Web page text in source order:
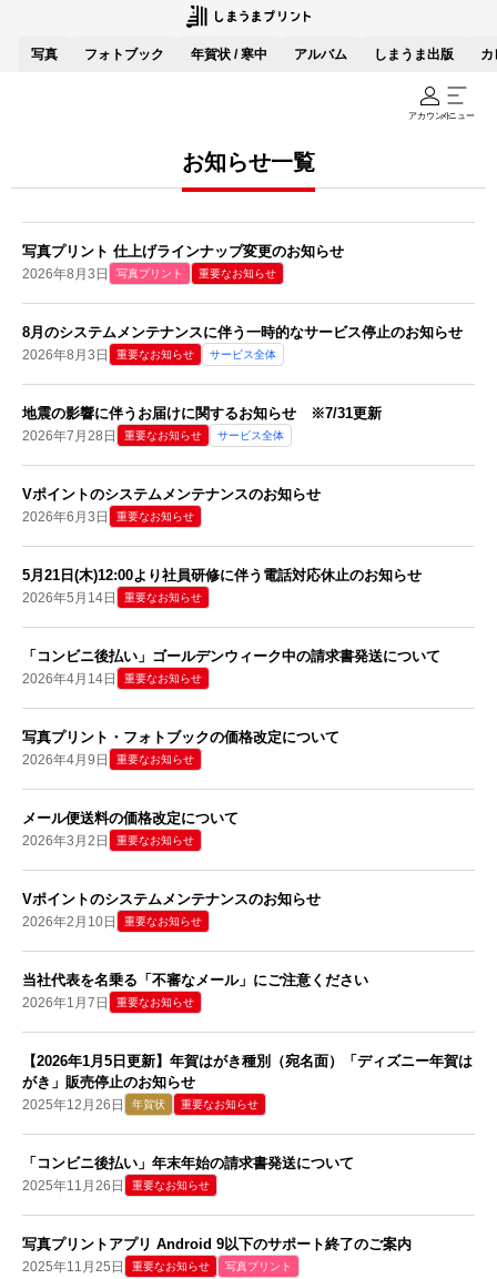
写真 フォトブック 年賀状 / 寒中 アルバム しまうま出版 カ
アカウントメニュー
お知らせ一覧
写真プリント 仕上げラインナップ変更のお知らせ
2026年8月3日 写真プリント 重要なお知らせ
8月のシステムメンテナンスに伴う一時的なサービス停止のお知らせ
2026年8月3日 重要なお知らせ サービス全体
地震の影響に伴うお届けに関するお知らせ ※7/31更新
2026年7月28日 重要なお知らせ サービス全体
Vポイントのシステムメンテナンスのお知らせ
2026年6月3日 重要なお知らせ
5月21日(木)12:00より社員研修に伴う電話対応休止のお知らせ
2026年5月14日 重要なお知らせ
「コンビニ後払い」ゴールデンウィーク中の請求書発送について
2026年4月14日 重要なお知らせ
写真プリント・フォトブックの価格改定について
2026年4月9日 重要なお知らせ
メール便送料の価格改定について
2026年3月2日 重要なお知らせ
Vポイントのシステムメンテナンスのお知らせ
2026年2月10日 重要なお知らせ
当社代表を名乗る「不審なメール」にご注意ください
2026年1月7日 重要なお知らせ
【2026年1月5日更新】年賀はがき種別（宛名面）「ディズニー年賀は
がき」販売停止のお知らせ
2025年12月26日 年賀状 重要なお知らせ
「コンビニ後払い」年末年始の請求書発送について
2025年11月26日 重要なお知らせ
写真プリントアプリ Android 9以下のサポート終了のご案内
2025年11月25日 重要なお知らせ 写真プリント